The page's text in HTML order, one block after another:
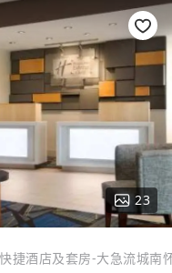
23
捷酒店及套房-大急流城南